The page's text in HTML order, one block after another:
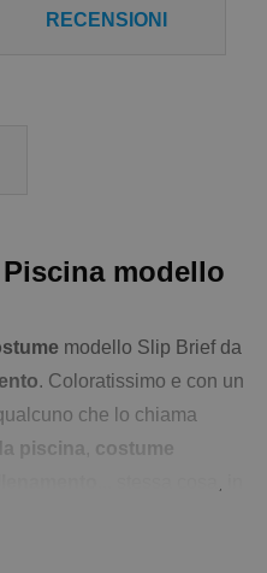
RECENSIONI
modello
modello Slip Brief da
. Coloratissimo e con un
che lo chiama
piscina
costume
tua personalità e del